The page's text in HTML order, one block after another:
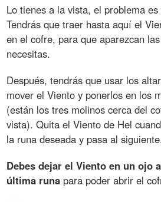
Lo tienes a la vista, el problema
Tendrás que traer hasta aquí el
en el cofre, para que aparezcan
necesitas.
Después, tendrás que usar los
mover el Viento y ponerlos en los
(están los tres molinos cerca del
vista). Quita el Viento de Hel
la runa deseada y pasa al
Debes dejar el Viento en un ojo
última runa para poder abrir el